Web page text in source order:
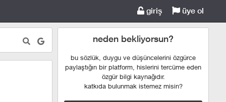
giriş üye ol
neden bekliyorsun?
bu sözlük, duygu ve düşüncelerini özgürce
paylaştığın bir platform, hislerini tercüme eden
özgür bilgi kaynağıdır.
katkıda bulunmak istemez misin?